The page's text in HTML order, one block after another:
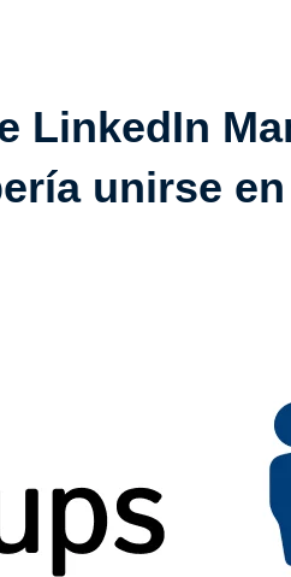
LinkedIn
unirse en